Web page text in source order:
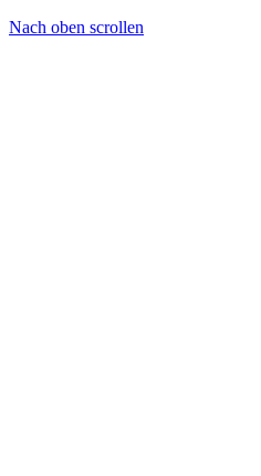
Nach oben scrollen